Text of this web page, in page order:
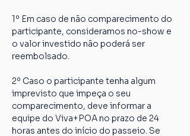
1º Em caso de não comparecimento do
participante, consideramos no-show e
o valor investido não poderá ser
reembolsado.
2º Caso o participante tenha algum
imprevisto que impeça o seu
comparecimento, deve informar a
equipe do Viva+POA no prazo de 24
horas antes do início do passeio. Se